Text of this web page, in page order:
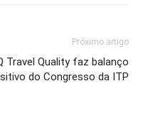
Próximo artigo
Travel Quality faz balanço
do Congresso da ITP